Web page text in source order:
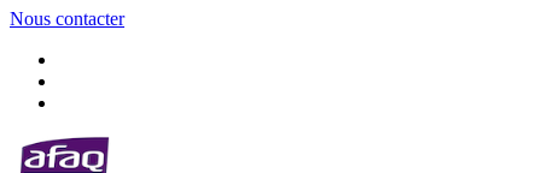
Nous contacter